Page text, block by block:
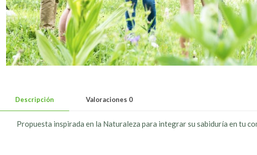
Descripción Valoraciones 0
Propuesta inspirada en la Naturaleza para integrar su sabiduría en tu